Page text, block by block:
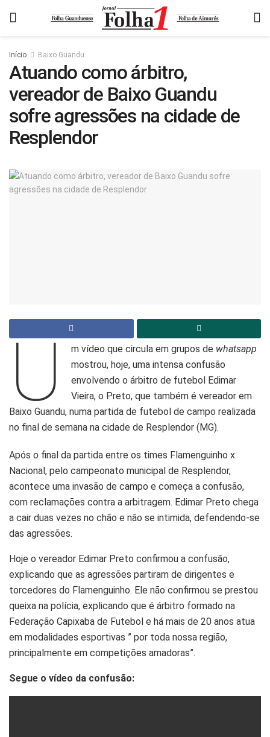
Início Baixo Guandu
Atuando como árbitro,
vereador de Baixo Guandu
sofre agressões na cidade de
Resplendor
U m vídeo que circula em grupos de whatsapp
mostrou, hoje, uma intensa confusão
envolvendo o árbitro de futebol Edimar
Vieira, o Preto, que também é vereador em
Baixo Guandu, numa partida de futebol de campo realizada
no final de semana na cidade de Resplendor (MG).
Após o final da partida entre os times Flamenguinho x
Nacional, pelo campeonato municipal de Resplendor,
acontece uma invasão de campo e começa a confusão,
com reclamações contra a arbitragem. Edimar Preto chega
a cair duas vezes no chão e não se intimida, defendendo-se
das agressões.
Hoje o vereador Edimar Preto confirmou a confusão,
explicando que as agressões partiram de dirigentes e
torcedores do Flamenguinho. Ele não confirmou se prestou
queixa na polícia, explicando que é árbitro formado na
Federação Capixaba de Futebol e há mais de 20 anos atua
em modalidades esportivas ” por toda nossa região,
principalmente em competições amadoras”.
Segue o vídeo da confusão: